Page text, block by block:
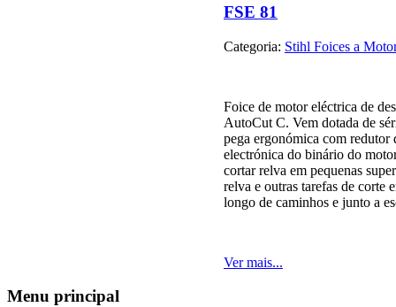
FSE 81
Categoria: Stihl Foices a
Foice de motor eléctrica de
AutoCut C. Vem dotada de
pega ergonómica com redutor
electrónica do binário do
cortar relva em pequenas
relva e outras tarefas de corte
longo de caminhos e junto a
Ver mais...
Menu principal